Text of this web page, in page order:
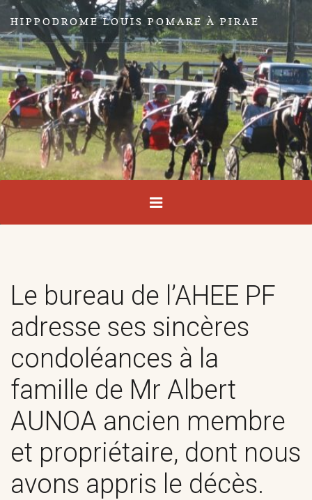
HIPPODROME LOUIS POMARE À PIRAE
Le bureau de l’AHEE PF
adresse ses sincères
condoléances à la
famille de Mr Albert
AUNOA ancien membre
et propriétaire, dont nous
avons appris le décès.